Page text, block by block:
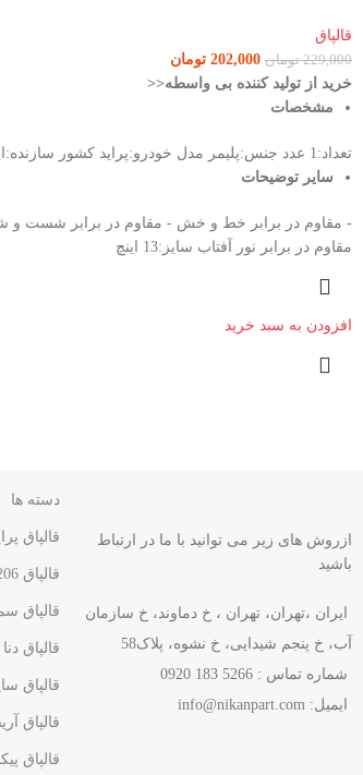
قالپاق
229,000 تومان 202,000 تومان
خرید از تولید کننده بی واسطه<<
مشخصات
تعداد:1 عدد جنس:پلیمر مدل خودرو:پراید کشور سازنده:ایران
سایر توضیحات
- مقاوم در برابر خط و خش - مقاوم در برابر شست و
مقاوم در برابر نور آفتاب سایز:13 اینچ
افزودن به سبد خرید
ازروش های زیر می توانید با ما در ارتباط
باشید
ایران ،تهران، تهران ، خ دماوند، خ سازمان
آب، خ پنجم شیدایی، خ نشوه، پلاک58
شماره تماس : 5266 183 0920
ایمیل: info@nikanpart.com
دسته ها
قالپاق
قالپاق 206
قالپاق
قالپاق دنا
قالپاق
قالپاق
قالپاق